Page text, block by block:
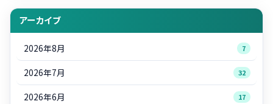
アーカイブ
2026年8月 7
2026年7月 32
2026年6月 17